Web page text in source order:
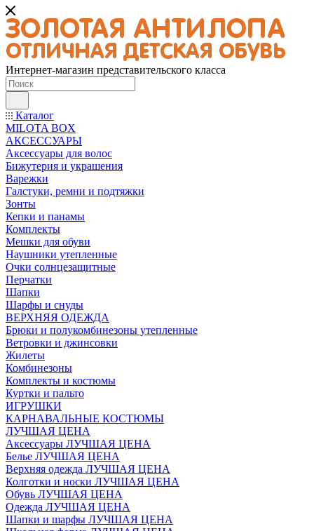
Интернет-магазин представительского класса
Каталог
MILOTA BOX
АКСЕССУАРЫ
Аксессуары для волос
Бижутерия и украшения
Варежки
Галстуки, ремни и подтяжки
Зонты
Кепки и панамы
Комплекты
Мешки для обуви
Наушники утепленные
Очки солнцезащитные
Перчатки
Шапки
Шарфы и снуды
ВЕРХНЯЯ ОДЕЖДА
Брюки и полукомбинезоны утепленные
Ветровки и джинсовки
Жилеты
Комбинезоны
Комплекты и костюмы
Куртки и пальто
ИГРУШКИ
КАРНАВАЛЬНЫЕ КОСТЮМЫ
ЛУЧШАЯ ЦЕНА
Аксессуары ЛУЧШАЯ ЦЕНА
Белье ЛУЧШАЯ ЦЕНА
Верхняя одежда ЛУЧШАЯ ЦЕНА
Колготки и носки ЛУЧШАЯ ЦЕНА
Обувь ЛУЧШАЯ ЦЕНА
Одежда ЛУЧШАЯ ЦЕНА
Шапки и шарфы ЛУЧШАЯ ЦЕНА